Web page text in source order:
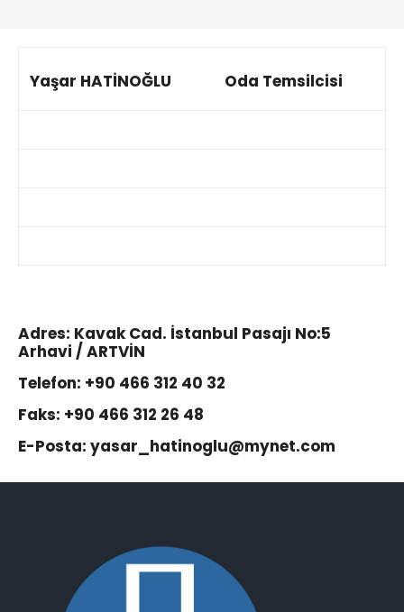
Yaşar HATİNOĞLU Oda Temsilcisi
Adres: Kavak Cad. İstanbul Pasajı No:5
Arhavi / ARTVİN
Telefon: +90 466 312 40 32
Faks: +90 466 312 26 48
E-Posta: yasar_hatinoglu@mynet.com